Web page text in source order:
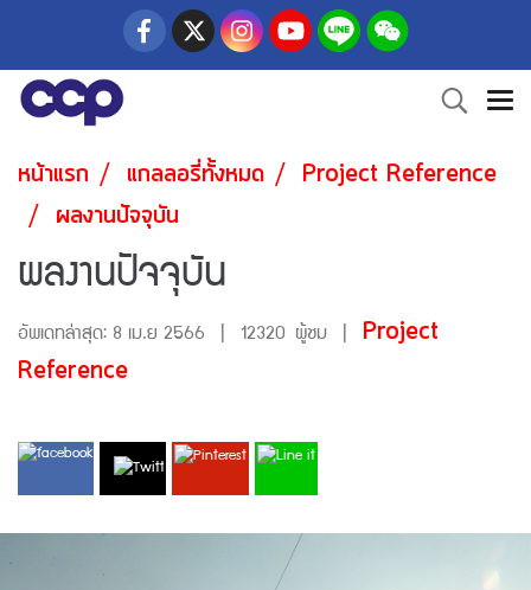
หน้าแรก แกลลอรี่ทั้งหมด
Project Reference
ผลงานปัจจุบัน
ผลงานปัจจุบัน
อัพเดทล่าสุด: 8 เม.ย 2566 12320 ผู้ชม
Project
Reference